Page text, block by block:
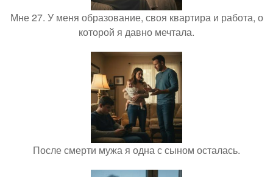
Мне 27. У меня образование, своя квартира и работа, о
которой я давно мечтала.
После смерти мужа я одна с сыном осталась.